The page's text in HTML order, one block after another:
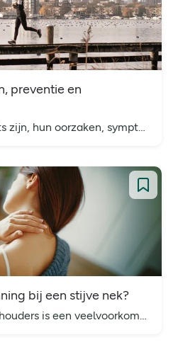
preventie en
Ontdek wat shin splints zijn, hun oorzaken, symptomen en behandelingen. Lees hoe je pijn kunt voorkomen en snel kunt herstellen van deze veelvoorkomende blessure.
bij een stijve nek?